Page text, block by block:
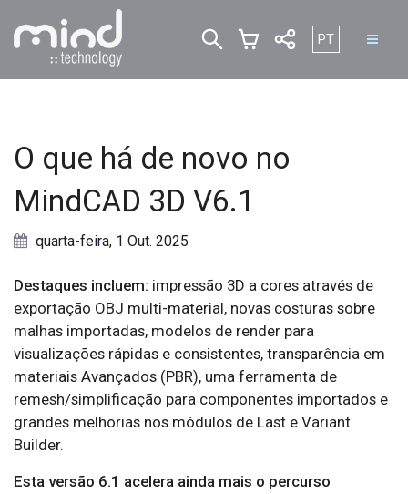
Escolha o seu
PT
O que há de novo no
MindCAD 3D V6.1
quarta-feira, 1 Out. 2025
Destaques incluem: impressão 3D a cores através de
exportação OBJ multi-material, novas costuras sobre
malhas importadas, modelos de render para
visualizações rápidas e consistentes, transparência em
materiais Avançados (PBR), uma ferramenta de
remesh/simplificação para componentes importados e
grandes melhorias nos módulos de Last e Variant
Builder.
Esta versão 6.1 acelera ainda mais o percurso